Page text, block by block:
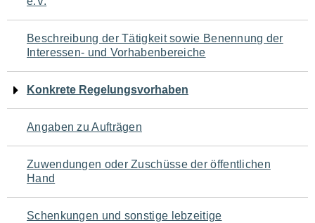
für
den
Seiteninhalt
Beschreibung der Tätigkeit sowie Benennung der
Interessen- und Vorhabenbereiche
Konkrete Regelungsvorhaben
Angaben zu Aufträgen
Zuwendungen oder Zuschüsse der öffentlichen
Hand
Schenkungen und sonstige lebzeitige